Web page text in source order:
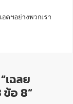
ดฯอย่างพวกเรา
เฉลย
อ 8”